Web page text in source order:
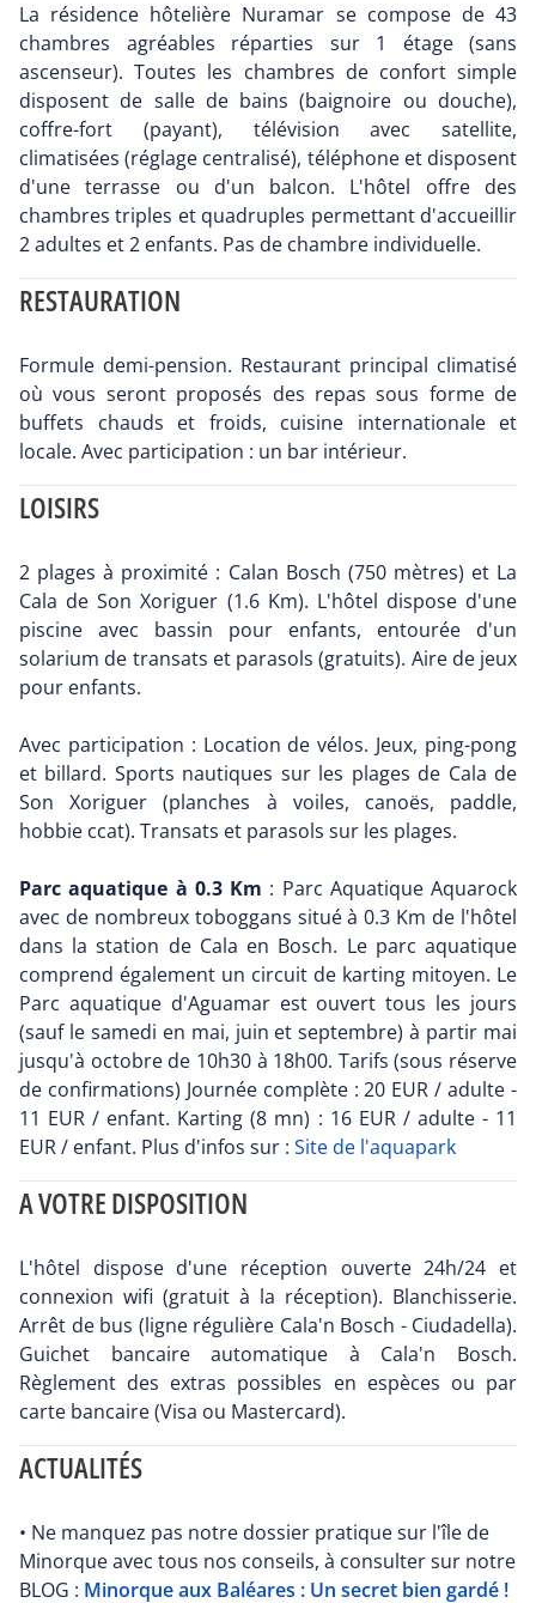
La résidence hôtelière Nuramar se compose de 43
chambres agréables réparties sur 1 étage (sans
ascenseur). Toutes les chambres de confort simple
disposent de salle de bains (baignoire ou douche),
coffre-fort (payant), télévision avec satellite,
climatisées (réglage centralisé), téléphone et disposent
d'une terrasse ou d'un balcon. L'hôtel offre des
chambres triples et quadruples permettant d'accueillir
2 adultes et 2 enfants. Pas de chambre individuelle.
RESTAURATION
Formule demi-pension. Restaurant principal climatisé
où vous seront proposés des repas sous forme de
buffets chauds et froids, cuisine internationale et
locale. Avec participation : un bar intérieur.
LOISIRS
2 plages à proximité : Calan Bosch (750 mètres) et La
Cala de Son Xoriguer (1.6 Km). L'hôtel dispose d'une
piscine avec bassin pour enfants, entourée d'un
solarium de transats et parasols (gratuits). Aire de jeux
pour enfants.
Avec participation : Location de vélos. Jeux, ping-pong
et billard. Sports nautiques sur les plages de Cala de
Son Xoriguer (planches à voiles, canoës, paddle,
hobbie ccat). Transats et parasols sur les plages.
Parc aquatique à 0.3 Km : Parc Aquatique Aquarock
avec de nombreux toboggans situé à 0.3 Km de l'hôtel
dans la station de Cala en Bosch. Le parc aquatique
comprend également un circuit de karting mitoyen. Le
Parc aquatique d'Aguamar est ouvert tous les jours
(sauf le samedi en mai, juin et septembre) à partir mai
jusqu'à octobre de 10h30 à 18h00. Tarifs (sous réserve
de confirmations) Journée complète : 20 EUR / adulte -
11 EUR / enfant. Karting (8 mn) : 16 EUR / adulte - 11
EUR / enfant. Plus d'infos sur : Site de l'aquapark
A VOTRE DISPOSITION
L'hôtel dispose d'une réception ouverte 24h/24 et
connexion wifi (gratuit à la réception). Blanchisserie.
Arrêt de bus (ligne régulière Cala'n Bosch - Ciudadella).
Guichet bancaire automatique à Cala'n Bosch.
Règlement des extras possibles en espèces ou par
carte bancaire (Visa ou Mastercard).
ACTUALITÉS
• Ne manquez pas notre dossier pratique sur l'île de
Minorque avec tous nos conseils, à consulter sur notre
BLOG : Minorque aux Baléares : Un secret bien gardé !